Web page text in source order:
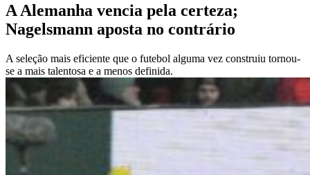
A Alemanha vencia pela certeza;
Nagelsmann aposta no contrário
A seleção mais eficiente que o futebol alguma vez construiu tornou-
se a mais talentosa e a menos definida.